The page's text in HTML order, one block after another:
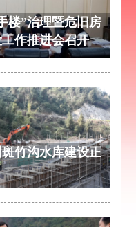
楼”治理暨危旧房
作推进会召开
竹沟水库建设正